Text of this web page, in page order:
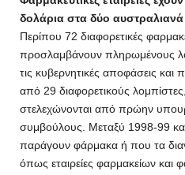
δολάρια στα δύο
Περίπου 72 διαφορετικές
προσλαμβάνουν πληρωμένους
τις κυβερνητικές αποφάσεις και
από 29 διαφορετικούς
στελεχώνονται από πρώην
συμβούλους. Μεταξύ 1998-99
παράγουν φάρμακα ή που τα
όπως εταιρείες φαρμακείων και